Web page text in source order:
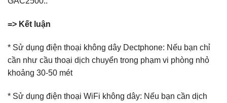
=> Kết luận
* Sử dụng điện thoại không dây Dectphone: Nếu bạn chỉ
cần như cầu thoại dịch chuyển trong phạm vi phòng nhỏ
khoảng 30-50 mét
* Sử dụng điện thoại WiFi không dây: Nếu bạn cần dịch